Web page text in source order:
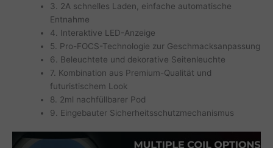
3. 2A schnelles Laden, einfache automatische
Entnahme
4. Interaktive LED-Anzeige
5. Pro-FOCS-Technologie zur Geschmacksanpassung
6. Beleuchtete und dekorative Seitenleuchte
7. Kombination aus Premium-Qualität und
futuristischem Look
8. 2ml nachfüllbarer Pod
9. Eingebauter Sicherheitsschutzmechanismus